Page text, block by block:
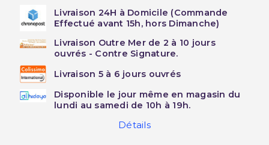
Livraison 24H à Domicile (Commande
Effectué avant 15h, hors Dimanche)
Livraison Outre Mer de 2 à 10 jours
ouvrés - Contre Signature.
Livraison 5 à 6 jours ouvrés
Disponible le jour même en magasin du
lundi au samedi de 10h à 19h.
Détails